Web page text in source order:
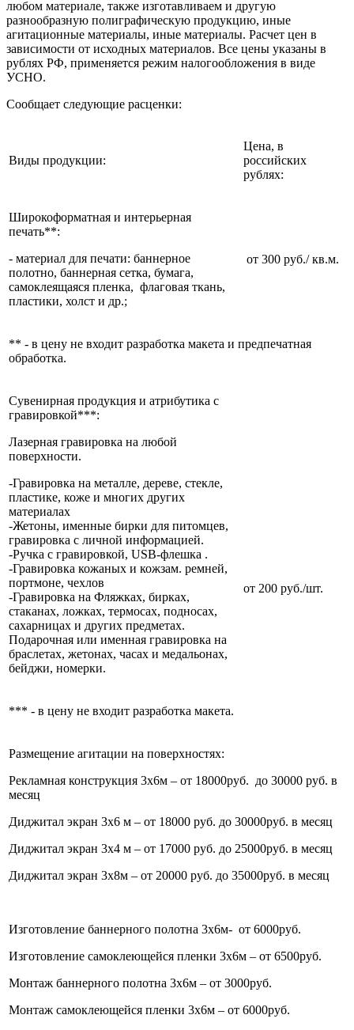
любом материале, также изготавливаем и другую
разнообразную полиграфическую продукцию, иные
агитационные материалы, иные материалы. Расчет цен в
зависимости от исходных материалов. Все цены указаны в
рублях РФ, применяется режим налогообложения в виде
УСНО.
Сообщает следующие расценки:
Виды продукции:
Цена, в
российских
рублях:
Широкоформатная и интерьерная
печать**:
- материал для печати: баннерное
полотно, баннерная сетка, бумага,
самоклеящаяся пленка, флаговая ткань,
пластики, холст и др.;
от 300 руб./ кв.м.
** - в цену не входит разработка макета и предпечатная
обработка.
Сувенирная продукция и атрибутика с
гравировкой***:
Лазерная гравировка на любой
поверхности.
-Гравировка на металле, дереве, стекле,
пластике, коже и многих других
материалах
-Жетоны, именные бирки для питомцев,
гравировка с личной информацией.
-Ручка с гравировкой, USB-флешка .
-Гравировка кожаных и кожзам. ремней,
портмоне, чехлов
-Гравировка на Фляжках, бирках,
стаканах, ложках, термосах, подносах,
сахарницах и других предметах.
Подарочная или именная гравировка на
браслетах, жетонах, часах и медальонах,
бейджи, номерки.
от 200 руб./шт.
*** - в цену не входит разработка макета.
Размещение агитации на поверхностях:
Рекламная конструкция 3х6м – от 18000руб. до 30000 руб. в
месяц
Диджитал экран 3х6 м – от 18000 руб. до 30000руб. в месяц
Диджитал экран 3х4 м – от 17000 руб. до 25000руб. в месяц
Диджитал экран 3х8м – от 20000 руб. до 35000руб. в месяц
Изготовление баннерного полотна 3х6м- от 6000руб.
Изготовление самоклеющейся пленки 3х6м – от 6500руб.
Монтаж баннерного полотна 3х6м – от 3000руб.
Монтаж самоклеющейся пленки 3х6м – от 6000руб.